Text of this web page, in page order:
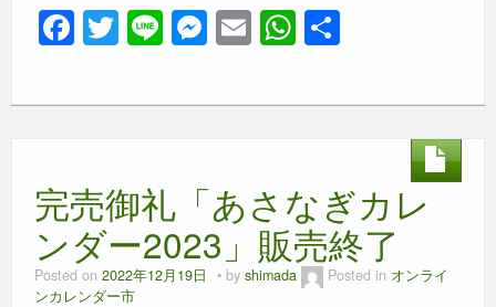
F
a
c
o
o
k
T
wi
tt
Li
n
e
M
e
ss
g
er
E
m
ail
W
h
at
p
p
完売御礼「あさなぎカレ
ンダー2023」販売終了
Posted on 2022年12月19日 by shimada Posted in オンライ
ンカレンダー市